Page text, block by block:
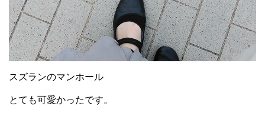
スズランのマンホール
とても可愛かったです。